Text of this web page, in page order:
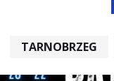
TARNOBRZEG